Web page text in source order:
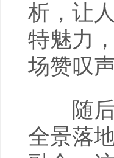
析，让
特魅力
场赞叹
随后
全景落